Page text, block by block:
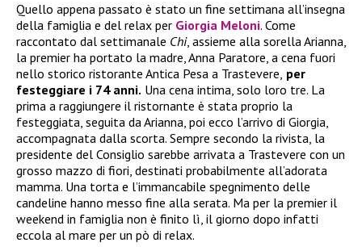
Quello appena passato è stato un fine settimana all’insegna
della famiglia e del relax per Giorgia Meloni. Come
raccontato dal settimanale Chi, assieme alla sorella Arianna,
la premier ha portato la madre, Anna Paratore, a cena fuori
nello storico ristorante Antica Pesa a Trastevere, per
festeggiare i 74 anni. Una cena intima, solo loro tre. La
prima a raggiungere il ristornante è stata proprio la
festeggiata, seguita da Arianna, poi ecco l’arrivo di Giorgia,
accompagnata dalla scorta. Sempre secondo la rivista, la
presidente del Consiglio sarebbe arrivata a Trastevere con un
grosso mazzo di fiori, destinati probabilmente all’adorata
mamma. Una torta e l’immancabile spegnimento delle
candeline hanno messo fine alla serata. Ma per la premier il
weekend in famiglia non è finito lì, il giorno dopo infatti
eccola al mare per un pò di relax.